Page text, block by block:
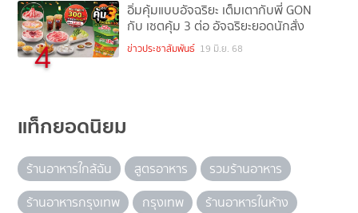
4
อิ่มคุ้มแบบอัจฉริยะ เต็มเตากับพี่ GON
กับ เซตคุ้ม 3 ต่อ อัจฉริยะยอดนักสั่ง
ข่าวประชาสัมพันธ์ 19 มิ.ย. 68
แท็กยอดนิยม
ร้านอาหารใกล้ฉัน สูตรอาหาร
รวมร้านอาหาร
ร้านอาหารกรุงเทพ
กรุงเทพ
ร้านอาหารในห้าง